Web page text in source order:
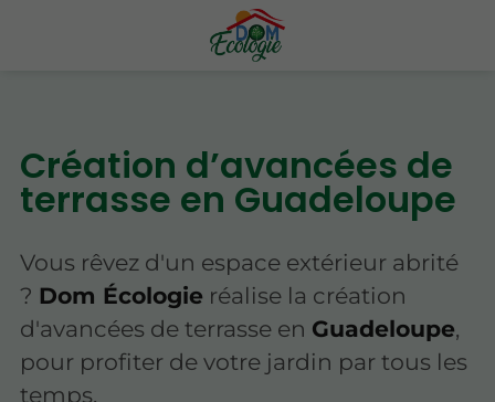
Création d’avancées de
terrasse en Guadeloupe
Vous rêvez d'un espace extérieur abrité
? Dom Écologie réalise la création
d'avancées de terrasse en Guadeloupe,
pour profiter de votre jardin par tous les
temps.